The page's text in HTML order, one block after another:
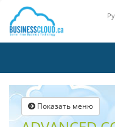
Показать меню